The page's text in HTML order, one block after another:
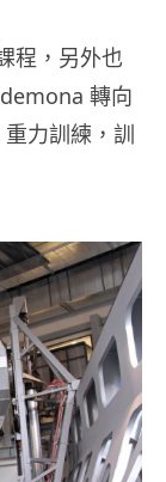
程，另外也
轉向
力訓練，訓